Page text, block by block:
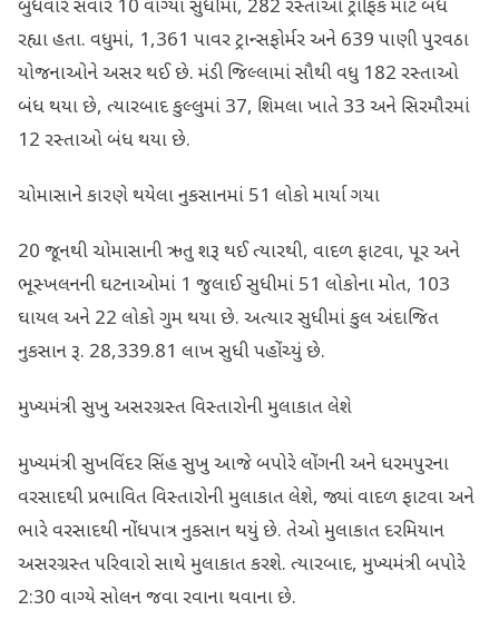
બુધવારે સવારે 10 વાગ્યા સુધીમાં, 282 રસ્તાઓ ટ્રાફિક માટે બંધ
રહ્યા હતા. વધુમાં, 1,361 પાવર ટ્રાન્સફોર્મર અને 639 પાણી પુરવઠા
યોજનાઓને અસર થઈ છે. મંડી જિલ્લામાં સૌથી વધુ 182 રસ્તાઓ
બંધ થયા છે, ત્યારબાદ કુલ્લુમાં 37, શિમલા ખાતે 33 અને સિરમૌરમાં
12 રસ્તાઓ બંધ થયા છે.
ચોમાસાને કારણે થયેલા નુકસાનમાં 51 લોકો માર્યા ગયા
20 જૂનથી ચોમાસાની ઋતુ શરૂ થઈ ત્યારથી, વાદળ ફાટવા, પૂર અને
ભૂસ્ખલનની ઘટનાઓમાં 1 જુલાઈ સુધીમાં 51 લોકોના મોત, 103
ઘાયલ અને 22 લોકો ગુમ થયા છે. અત્યાર સુધીમાં કુલ અંદાજિત
નુકસાન રૂ. 28,339.81 લાખ સુધી પહોંચ્યું છે.
મુખ્યમંત્રી સુખુ અસરગ્રસ્ત વિસ્તારોની મુલાકાત લેશે
મુખ્યમંત્રી સુખવિંદર સિંહ સુખુ આજે બપોરે લોંગની અને ધરમપુરના
વરસાદથી પ્રભાવિત વિસ્તારોની મુલાકાત લેશે, જ્યાં વાદળ ફાટવા અને
ભારે વરસાદથી નોંધપાત્ર નુકસાન થયું છે. તેઓ મુલાકાત દરમિયાન
અસરગ્રસ્ત પરિવારો સાથે મુલાકાત કરશે. ત્યારબાદ, મુખ્યમંત્રી બપોરે
2:30 વાગ્યે સોલન જવા રવાના થવાના છે.